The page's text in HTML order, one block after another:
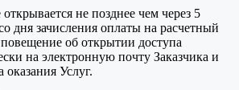
не позднее чем через 5
дня зачисления оплаты на расчетный
об открытии доступа
на электронную почту Заказчика и
оказания Услуг.